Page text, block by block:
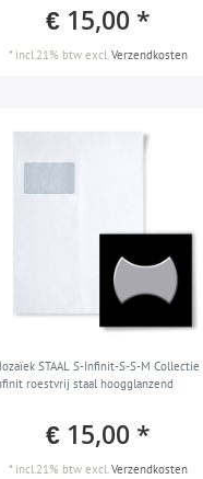
€ 15,00 *
* incl.21% btw excl.Verzendkosten
STAAL S-Infinit-S-S-M Collectie
roestvrij staal hoogglanzend
€ 15,00 *
* incl.21% btw excl.Verzendkosten